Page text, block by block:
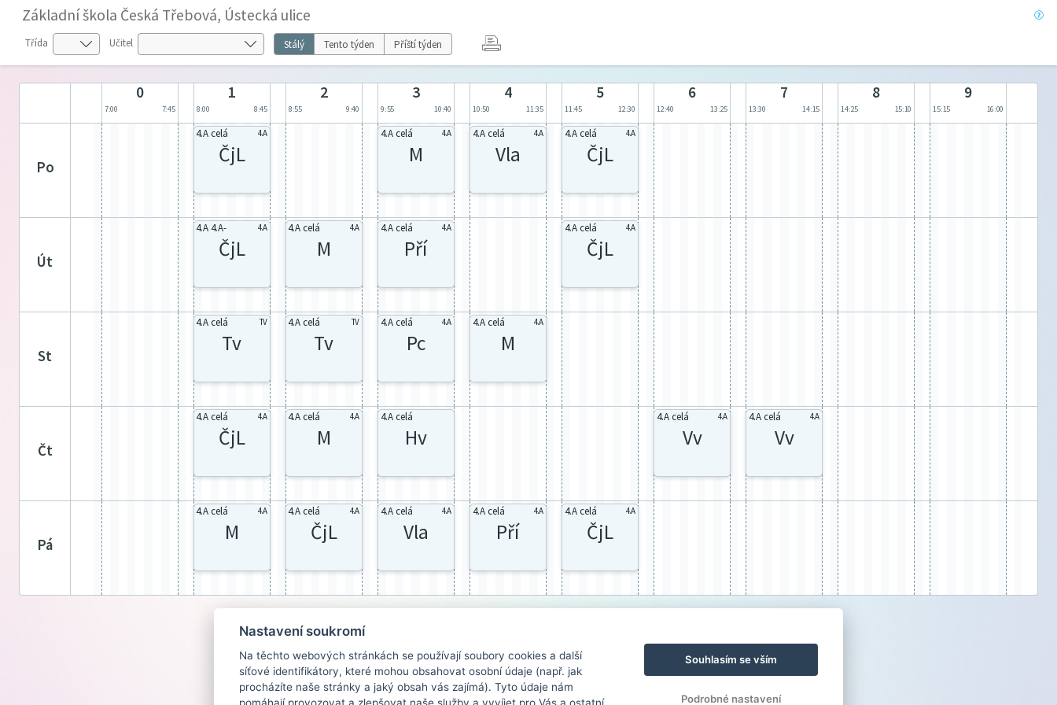
Základní škola Česká Třebová, Ústecká ulice
Třída Učitel Stálý Tento týden Příští týden
0
7:00 7:45
1
8:00 8:45
2
8:55 9:40
3
9:55 10:40
4
10:50 11:35
5
11:45 12:30
6
12:40 13:25
7
13:30 14:15
8
14:25 15:10
9
15:15 16:00
po
4.A celá 4.A
ČjL
4.A celá 4.A
M
4.A celá 4.A
Vla
4.A celá 4.A
ČjL
út
4.A 4.A- 4.A
ČjL
4.A celá 4.A
M
4.A celá 4.A
Pří
4.A celá 4.A
ČjL
st
4.A celá TV
Tv
4.A celá TV
Tv
4.A celá 4.A
Pc
4.A celá 4.A
M
čt
4.A celá 4.A
ČjL
4.A celá 4.A
M
4.A celá
Hv
4.A celá 4.A
Vv
4.A celá 4.A
Vv
pá
4.A celá 4.A
M
4.A celá 4.A
ČjL
4.A celá 4.A
Vla
4.A celá 4.A
Pří
4.A celá 4.A
ČjL
Nastavení soukromí
Na těchto webových stránkách se používají soubory cookies a další
síťové identifikátory, které mohou obsahovat osobní údaje (např. jak
procházíte naše stránky a jaký obsah vás zajímá). Tyto údaje nám
Souhlasím se vším
Podrobné nastavení